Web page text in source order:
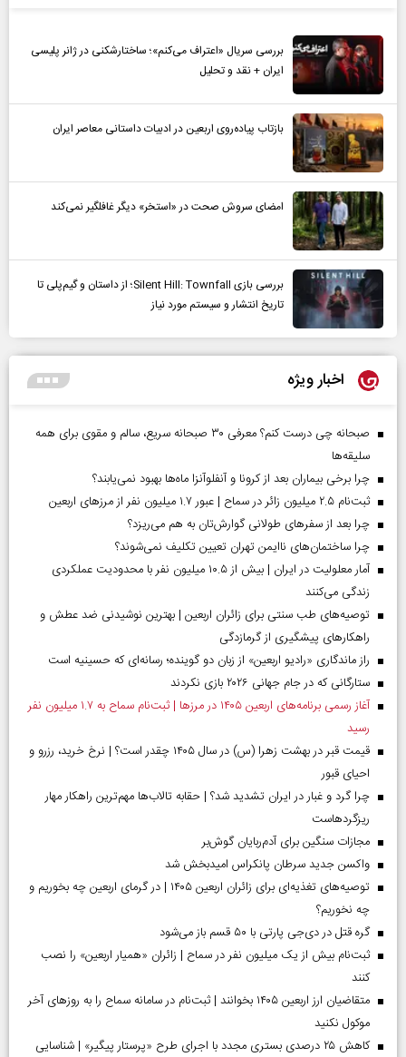
بررسی سریال «اعتراف می‌کنم»؛ ساختارشکنی در ژانر پلیسی
ایران + نقد و تحلیل
بازتاب پیاده‌روی اربعین در ادبیات داستانی معاصر ایران
امضای سروش صحت در «استخر» دیگر غافلگیر نمی‌کند
بررسی بازی Silent Hill: Townfall؛ از داستان و گیم‌پلی تا
تاریخ انتشار و سیستم مورد نیاز
اخبار ویژه
صبحانه چی درست کنم؟ معرفی ۳۰ صبحانه سریع، سالم و مقوی برای همه
سلیقه‌ها
چرا برخی بیماران بعد از کرونا و آنفلوآنزا ماه‌ها بهبود نمی‌یابند؟
ثبت‌نام ۲.۵ میلیون زائر در سماح | عبور ۱.۷ میلیون نفر از مرز‌های اربعین
چرا بعد از سفرهای طولانی گوارش‌تان به هم می‌ریزد؟
چرا ساختمان‌های ناایمن تهران تعیین تکلیف نمی‌شوند؟
آمار معلولیت در ایران | بیش از ۱۰.۵ میلیون نفر با محدودیت عملکردی
زندگی می‌کنند
توصیه‌های طب سنتی برای زائران اربعین | بهترین نوشیدنی ضد عطش و
راهکارهای پیشگیری از گرمازدگی
راز ماندگاری «رادیو اربعین» از زبان دو گوینده؛ رسانه‌ای که حسینیه است
ستارگانی که در جام جهانی ۲۰۲۶ بازی نکردند
آغاز رسمی برنامه‌های اربعین ۱۴۰۵ در مرز‌ها | ثبت‌نام سماح به ۱.۷ میلیون نفر
رسید
قیمت قبر در بهشت زهرا (س) در سال ۱۴۰۵ چقدر است؟ | نرخ خرید، رزرو و
احیای قبور
چرا گرد و غبار در ایران تشدید شد؟ | حقابه تالاب‌ها مهم‌ترین راهکار مهار
ریزگردهاست
مجازات سنگین برای آدم‌ربایان گوش‌بر
واکسن جدید سرطان پانکراس امیدبخش شد
توصیه‌های تغذیه‌ای برای زائران اربعین ۱۴۰۵ | در گرمای اربعین چه بخوریم و
چه نخوریم؟
گره قتل در دی‌جی پارتی با ۵۰ قسم باز می‌شود
ثبت‌نام بیش از یک میلیون نفر در سماح | زائران «همیار اربعین» را نصب
کنند
متقاضیان ارز اربعین ۱۴۰۵ بخوانند | ثبت‌نام در سامانه سماح را به روز‌های آخر
موکول نکنید
کاهش ۲۵ درصدی بستری مجدد با اجرای طرح «پرستار پیگیر» | شناسایی